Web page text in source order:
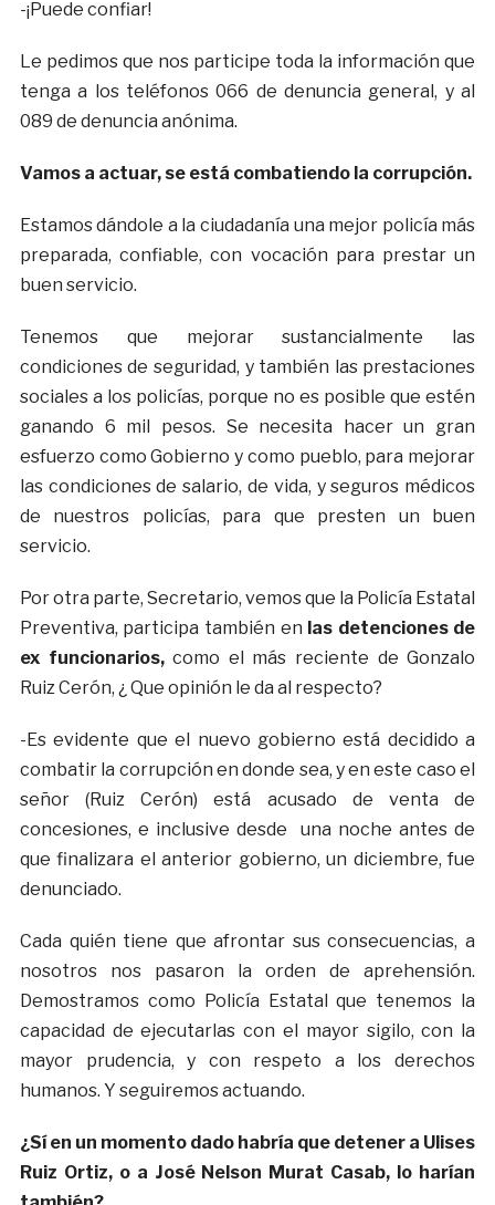
-¡Puede confiar!
Le pedimos que nos participe toda la información que
tenga a los teléfonos 066 de denuncia general, y al
089 de denuncia anónima.
Vamos a actuar, se está combatiendo la corrupción.
Estamos dándole a la ciudadanía una mejor policía más
preparada, confiable, con vocación para prestar un
buen servicio.
Tenemos que mejorar sustancialmente las
condiciones de seguridad, y también las prestaciones
sociales a los policías, porque no es posible que estén
ganando 6 mil pesos. Se necesita hacer un gran
esfuerzo como Gobierno y como pueblo, para mejorar
las condiciones de salario, de vida, y seguros médicos
de nuestros policías, para que presten un buen
servicio.
Por otra parte, Secretario, vemos que la Policía Estatal
Preventiva, participa también en las detenciones de
ex funcionarios,como el más reciente de Gonzalo
Ruiz Cerón, ¿ Que opinión le da al respecto?
-Es evidente que el nuevo gobierno está decidido a
combatir la corrupción en donde sea, y en este caso el
señor (Ruiz Cerón) está acusado de venta de
concesiones, e inclusive desde una noche antes de
que finalizara el anterior gobierno, un diciembre, fue
denunciado.
Cada quién tiene que afrontar sus consecuencias, a
nosotros nos pasaron la orden de aprehensión.
Demostramos como Policía Estatal que tenemos la
capacidad de ejecutarlas con el mayor sigilo, con la
mayor prudencia, y con respeto a los derechos
humanos. Y seguiremos actuando.
¿Sí en un momento dado habría que detener a Ulises
Ruiz Ortiz, o a José Nelson Murat Casab, lo harían